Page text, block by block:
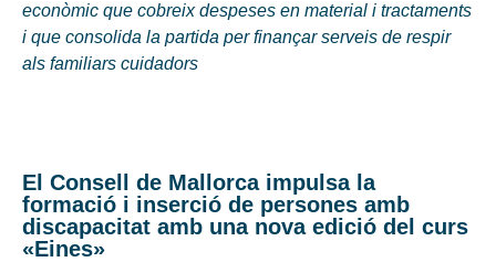
econòmic que cobreix despeses en material i tractaments
i que consolida la partida per finançar serveis de respir
als familiars cuidadors
El Consell de Mallorca impulsa la
formació i inserció de persones amb
discapacitat amb una nova edició del curs
«Eines»